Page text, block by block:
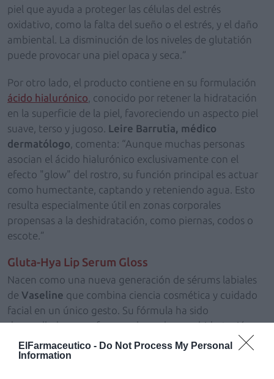
ElFarmaceutico - Do Not Process My Personal
Information
piel que ayuda a proteger las células del estrés
oxidativo, como la falta del sueño o el estrés, y el daño
ambiental. La disminución de los niveles de glutatión
puede provocar una piel opaca y seca.”
Por otro lado, el producto contiene en su formulación
ácido hialurónico , conocido por retener la hidratación
en la superficie de la piel, favoreciendo un aspecto piel
suave, terso y jugoso. Leire Barrutia, médico
dermatólogo , comenta: “Aunque muchas personas
asocian el ácido hialurónico exclusivamente con el
efecto "glow" del rostro, su función principal es actuar
como humectante, captando y reteniendo agua. Esto
resulta especialmente útil en zonas corporales
propensas a la deshidratación, como piernas, codos o
escote.”
Gluta-Hya Lip Serum Gloss
Nacen como una nueva generación de sérums labiales
de Vaseline que combina ciencia cosmética y cuidado
facial en un único gesto. Su fórmula ha sido
desarrollada para ofrecer color, volumen, hidratación y
protección diaria ayudando a mejorar visiblemente el
aspecto de los labios desde la primera aplicación.